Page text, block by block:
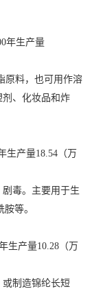
年生产量
原料，也可用作溶
、化妆品和炸
生产量18.54（万
毒。主要用于生
等。
生产量10.28（万
制造锦纶长短